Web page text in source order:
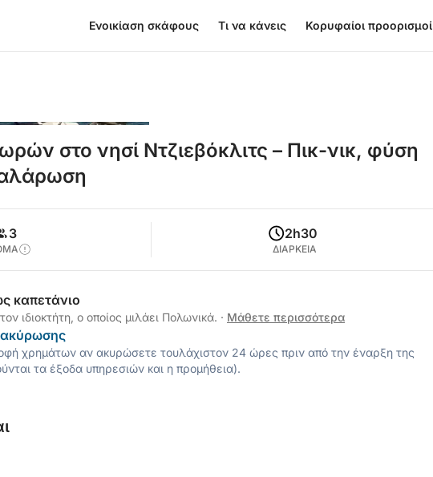
Ενοικίαση σκάφους Τι να κάνεις Κορυφαίοι προορισμοί
στο νησί Ντζιεβόκλιτς – Πικ-νικ, φύση
3 2h30
ΔΙΑΡΚΕΙΑ
καπετάνιο
ιδιοκτήτη, ο οποίος μιλάει Πολωνικά. · Μάθετε περισσότερα
ακύρωσης
χρημάτων αν ακυρώσετε τουλάχιστον 24 ώρες πριν από την έναρξη της
τα έξοδα υπηρεσιών και η προμήθεια).